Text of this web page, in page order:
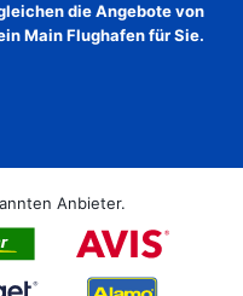
die Angebote von
Main Flughafen für Sie.
Anbieter.